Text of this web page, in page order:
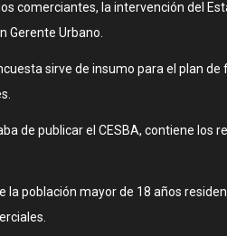
comerciantes, la intervención del
Gerente Urbano.
sirve de insumo para el plan
de publicar el CESBA, contiene
la población mayor de 18 años